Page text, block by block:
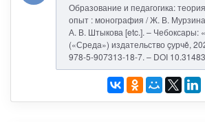
Образование и педагогика:
опыт : монография / Ж. В.
А. В. Штыкова [etc.]. – Чебоксары:
(«Среда») издательство çурчě,
978-5-907313-18-7. – DOI